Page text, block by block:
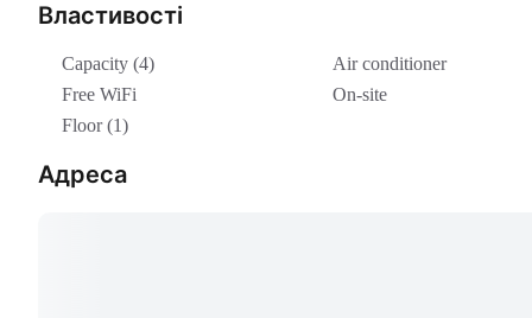
Властивості
Capacity (4)
Air conditioner
Free WiFi
On-site
Floor (1)
Адреса